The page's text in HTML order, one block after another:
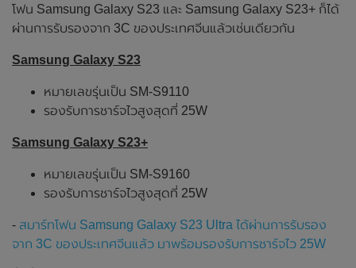
โฟน Samsung Galaxy S23 และ Samsung Galaxy S23+ ก็ได้
ผ่านการรับรองจาก 3C ของประเทศจีนแล้วเช่นเดียวกัน
Samsung Galaxy S23
หมายเลขรุ่นเป็น SM-S9110
รองรับการชาร์จไวสูงสุดที่ 25W
Samsung Galaxy S23+
หมายเลขรุ่นเป็น SM-S9160
รองรับการชาร์จไวสูงสุดที่ 25W
- สมาร์ทโฟน Samsung Galaxy S23 Ultra ได้ผ่านการรับรอง
จาก 3C ของประเทศจีนแล้ว มาพร้อมรองรับการชาร์จไว 25W